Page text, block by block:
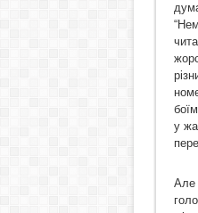
у
Але